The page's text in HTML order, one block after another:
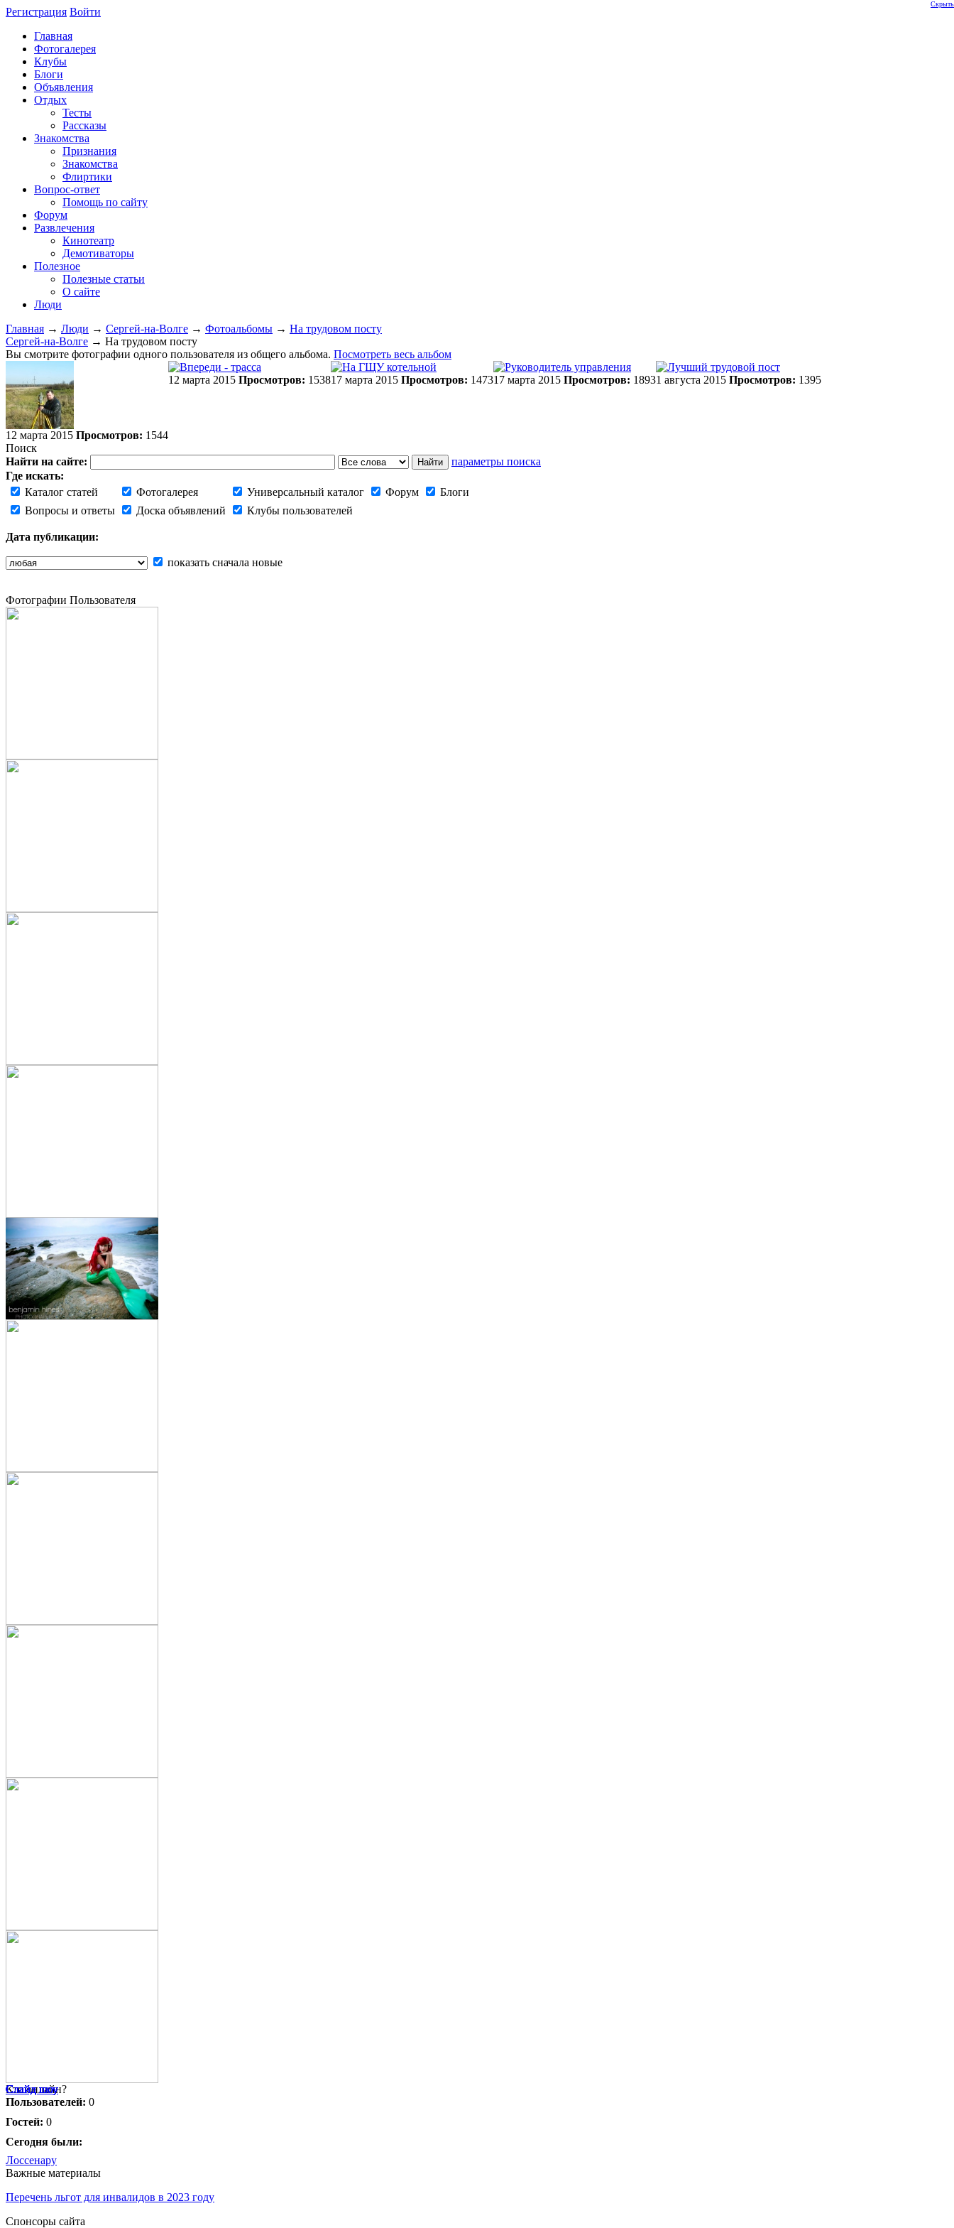
Регистрация Войти
Главная
Фотогалерея
Клубы
Блоги
Объявления
Отдых
Тесты
Рассказы
Знакомства
Признания
Знакомства
Флиртики
Вопрос-ответ
Помощь по сайту
Форум
Развлечения
Кинотеатр
Демотиваторы
Полезное
Полезные статьи
О сайте
Люди
Главная → Люди → Сергей-на-Волге → Фотоальбомы → На трудовом посту
Сергей-на-Волге → На трудовом посту
Вы смотрите фотографии одного пользователя из общего альбома. Посмотреть весь альбом
12 марта 2015 Просмотров: 1544
12 марта 2015 Просмотров: 153817 марта 2015 Просмотров: 147317 марта 2015 Просмотров: 18931 августа 2015 Просмотров: 1395
Поиск
Найти на сайте:
параметры поиска
Где искать:
Каталог статей
Фотогалерея Универсальный каталог Форум
Блоги
Вопросы и ответы
Доска объявлений Клубы пользователей
Дата публикации:
показать сначала новые
Скрыть
Фотографии Пользователя
Слайд шоу
Слайд шоу
Слайд шоу
Слайд шоу
Слайд шоу
Слайд шоу
Слайд шоу
Слайд шоу
Слайд шоу
Слайд шоу
Кто онлайн?
Пользователей: 0
Гостей: 0
Сегодня были:
Лоссенару
Важные материалы
Перечень льгот для инвалидов в 2023 году
Спонсоры сайта